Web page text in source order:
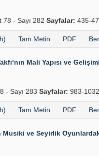
78 - Sayı 282 Sayfalar: 435-
Tam Metin PDF
Mali Yapısı ve
- Sayı 283 Sayfalar: 983-1032
Tam Metin PDF
Musiki ve Seyirlik